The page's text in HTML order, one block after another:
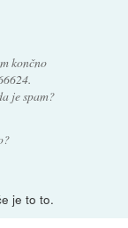
končno
je spam?
je to to.